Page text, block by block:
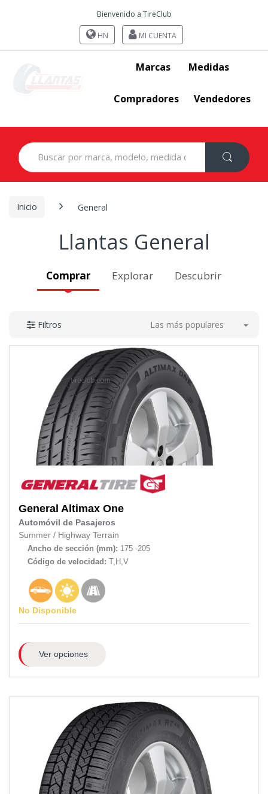
Bienvenido a TireClub
HN MI CUENTA
Marcas Medidas
Compradores Vendedores
Search
for:
Inicio General
Llantas General
Comprar Explorar Descubrir
Filtros Las más populares
General Altimax One
Automóvil de Pasajeros
Summer / Highway Terrain
Ancho de sección (mm): 175 -205
Código de velocidad: T,H,V
No Disponible
Ver opciones